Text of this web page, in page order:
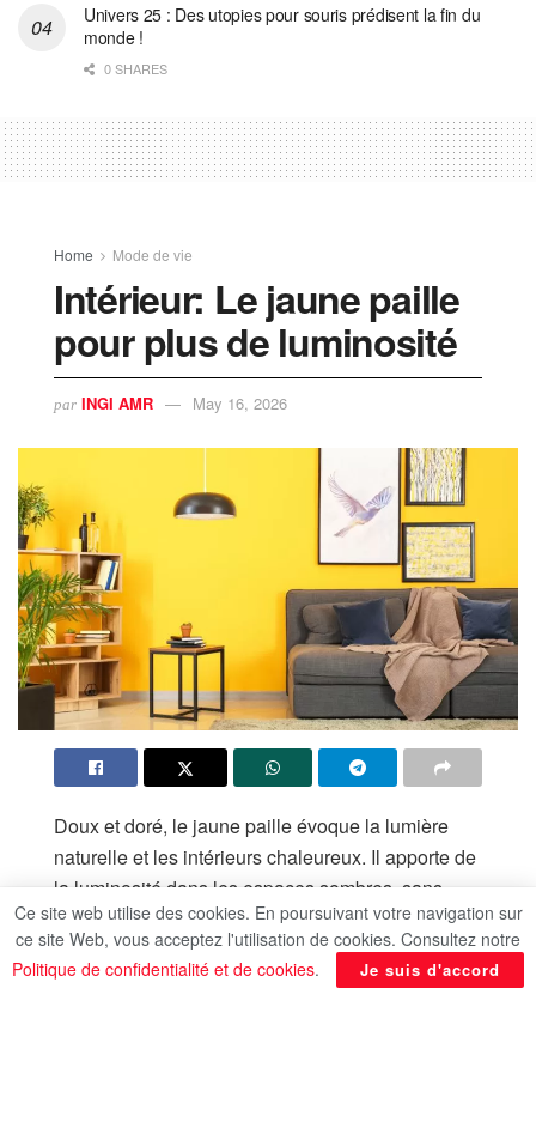
Univers 25 : Des utopies pour souris prédisent la fin du
monde !
0 SHARES
Home Mode de vie
Intérieur: Le jaune paille
pour plus de luminosité
par INGI AMR May 16, 2026
Doux et doré, le jaune paille évoque la lumière
naturelle et les intérieurs chaleureux. Il apporte de
la luminosité dans les espaces sombres, sans
agresser l’œil.
Le jaune paille fait merveille dans un salon où il
Ce site web utilise des cookies. En poursuivant votre navigation sur
ce site Web, vous acceptez l'utilisation de cookies. Consultez notre
Politique de confidentialité et de cookies. Je suis d'accord